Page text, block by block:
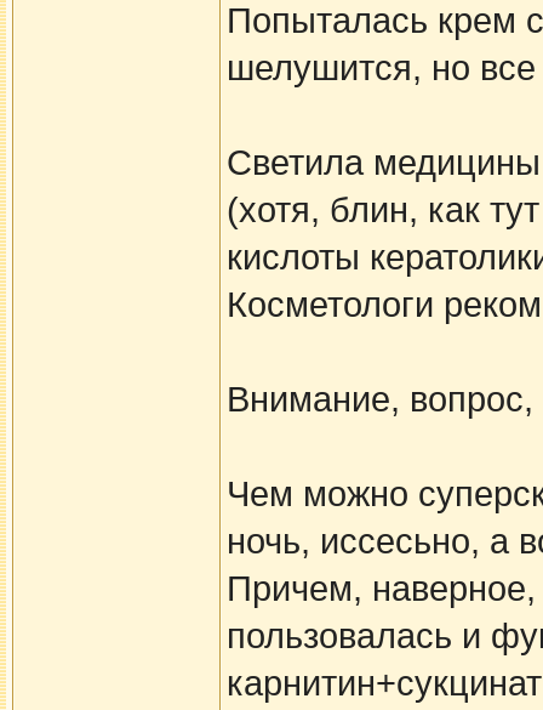
Попыталась крем
шелушится, но
Светила медицины
(хотя, блин, как
кислоты
Косметологи
Внимание,
Чем можно
ночь, иссесьно, а
Причем,
пользовалась и